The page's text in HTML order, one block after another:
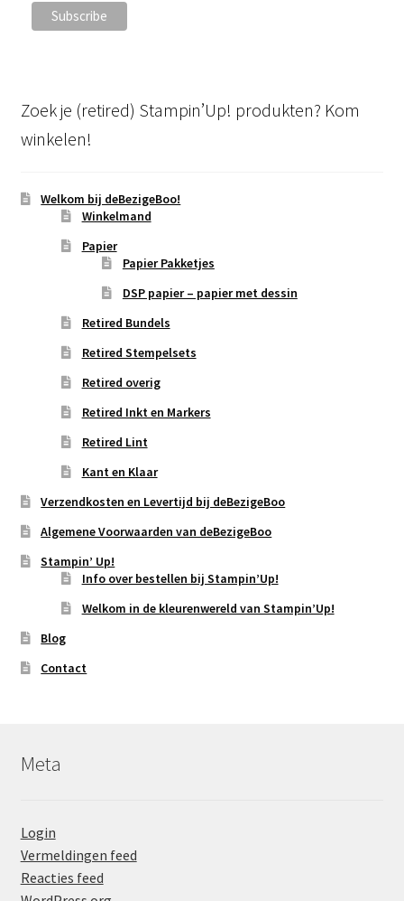
Zoek je (retired) Stampin’Up! produkten? Kom
winkelen!
Welkom bij deBezigeBoo!
Winkelmand
Papier
Papier Pakketjes
DSP papier – papier met dessin
Retired Bundels
Retired Stempelsets
Retired overig
Retired Inkt en Markers
Retired Lint
Kant en Klaar
Verzendkosten en Levertijd bij deBezigeBoo
Algemene Voorwaarden van deBezigeBoo
Stampin’ Up!
Info over bestellen bij Stampin’Up!
Welkom in de kleurenwereld van Stampin’Up!
Blog
Contact
Meta
Login
Vermeldingen feed
Reacties feed